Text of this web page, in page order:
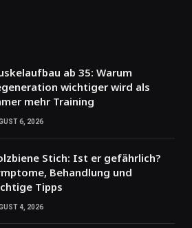
ab 35: Warum
wichtiger wird als
mehr Training
6, 2026
Stich: Ist er gefährlich?
Behandlung und
Tipps
4, 2026